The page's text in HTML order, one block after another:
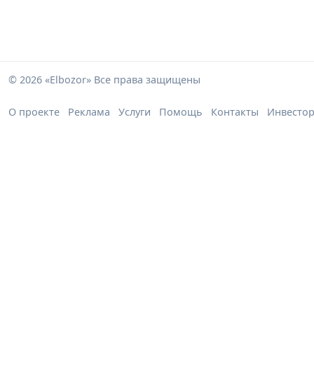
© 2026 «Elbozor» Все права защищены
О проекте Реклама Услуги Помощь Контакты